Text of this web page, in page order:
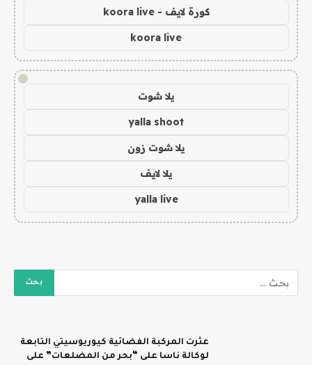
كورة لايف - koora live
koora live
!
يلا شوت
yalla shoot
يلا شوت زون
يلا لايف
yalla live
عثرت المركبة الفضائية كيوريوسيتي التابعة
لوكالة ناسا على “بحر من المضلعات” على